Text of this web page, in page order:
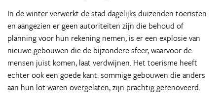
In de winter verwerkt de stad dagelijks duizenden toeristen
en aangezien er geen autoriteiten zijn die behoud of
planning voor hun rekening nemen, is er een explosie van
nieuwe gebouwen die de bijzondere sfeer, waarvoor de
mensen juist komen, laat verdwijnen. Het toerisme heeft
echter ook een goede kant: sommige gebouwen die anders
aan hun lot waren overgelaten, zijn prachtig gerenoveerd.